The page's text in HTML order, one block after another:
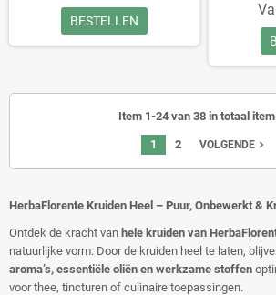
BESTELLEN
Item 1-24 van 38 in totaal
1 2 VOLGENDEnavigate_next
HerbaFlorente Kruiden Heel – Puur, Onbewerkt &
Ontdek de kracht van hele kruiden van
natuurlijke vorm. Door de kruiden heel te laten,
aroma’s, essentiële oliën en werkzame stoffen
voor thee, tincturen of culinaire toepassingen.